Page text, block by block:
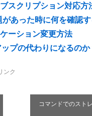
スクリプション対応方
あった時に何を確認す
ーション変更方法
プの代わりになるのか
ンク
コマンドでのスト